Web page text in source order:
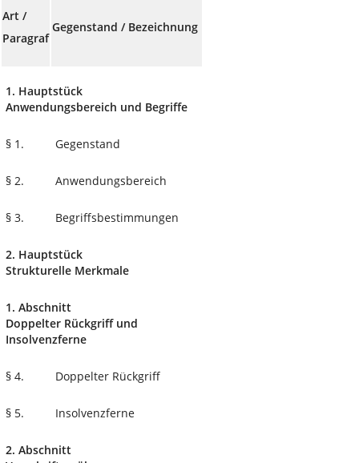
Art /
Paragraf
Gegenstand / Bezeichnung
1. Hauptstück
Anwendungsbereich und Begriffe
§ 1. Gegenstand
§ 2. Anwendungsbereich
§ 3. Begriffsbestimmungen
2. Hauptstück
Strukturelle Merkmale
1. Abschnitt
Doppelter Rückgriff und
Insolvenzferne
§ 4. Doppelter Rückgriff
§ 5. Insolvenzferne
2. Abschnitt